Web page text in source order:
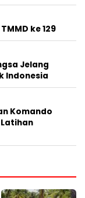
ke 129
Jelang
Indonesia
Komando